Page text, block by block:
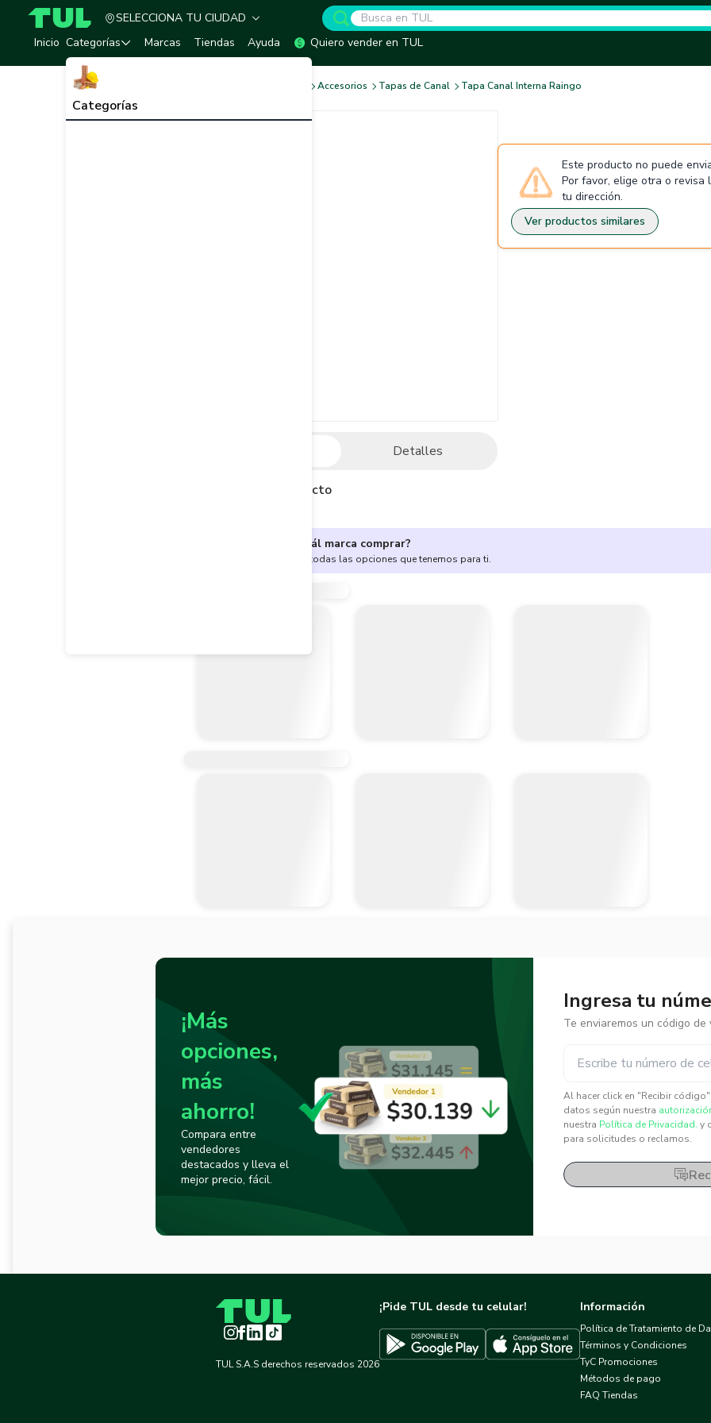
TUL - Tu Marketplace de Construcción
SELECCIONA TU CIUDAD
Inicio Categorías
Categorías
Marcas Tiendas Ayuda Quiero vender en TUL
Accesorios Tapas de Canal Tapa Canal Interna Raingo
Detalles
Descripción del producto
Este producto no puede
Por favor, elige otra o revisa
tu dirección.
Ver productos similares
¿No sabes cuál marca comprar?
Encuentra aquí todas las opciones que tenemos para ti.
¡Más
opciones,
más
ahorro!
Compara entre
vendedores
destacados y lleva el
mejor precio, fácil.
Ingresa tu
Te enviaremos un código de
Al hacer click en "Recibir
datos según nuestra
nuestra Política de Privacidad. y
para solicitudes o reclamos.
Instagram
Facebook
LinkedInTikTok
TUL S.A.S derechos reservados 2026
¡Pide TUL desde tu celular!
Descargar TUL en Google PlayDescargar TUL en App Store
Información
Política de Tratamiento de
Términos y Condiciones
TyC Promociones
Métodos de pago
FAQ Tiendas